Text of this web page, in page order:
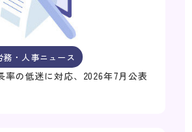
務・人事ニュース
率の低迷に対応、2026年7月公表